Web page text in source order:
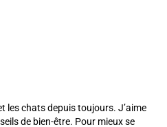
les chats depuis toujours. J’aime
de bien-être. Pour mieux se